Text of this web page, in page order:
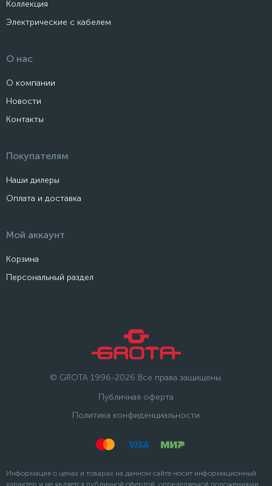
Коллекция
Электрические с кабелем
О нас
О компании
Новости
Контакты
Покупателям
Наши дилеры
Оплата и доставка
Мой аккаунт
Корзина
Персональный раздел
© GROTA 1996-2026 Все права защищены.
Информация о ценах и товарах на данном сайте носит информационный
характер и не является публичной офертой, определяемой положениями
Публичная оферта
Политика конфиденциальности